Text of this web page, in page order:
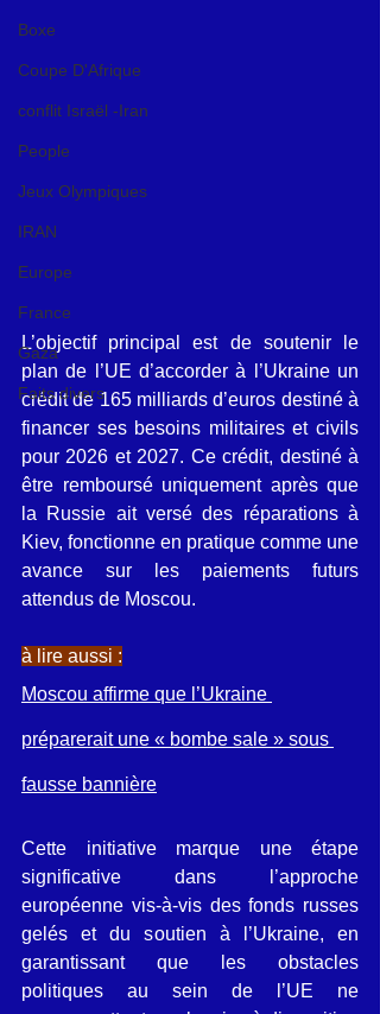
Boxe
Coupe D'Afrique
conflit Israël -Iran
People
Jeux Olympiques
IRAN
Europe
France
Gaza
Faits divers
L’objectif principal est de soutenir le
plan de l’UE d’accorder à l’Ukraine un
crédit de 165 milliards d’euros destiné à
financer ses besoins militaires et civils
pour 2026 et 2027. Ce crédit, destiné à
être remboursé uniquement après que
la Russie ait versé des réparations à
Kiev, fonctionne en pratique comme une
avance sur les paiements futurs
attendus de Moscou.
à lire aussi :
Moscou affirme que l’Ukraine
préparerait une « bombe sale » sous
fausse bannière
Cette initiative marque une étape
significative dans l’approche
européenne vis-à-vis des fonds russes
gelés et du soutien à l’Ukraine, en
garantissant que les obstacles
politiques au sein de l’UE ne